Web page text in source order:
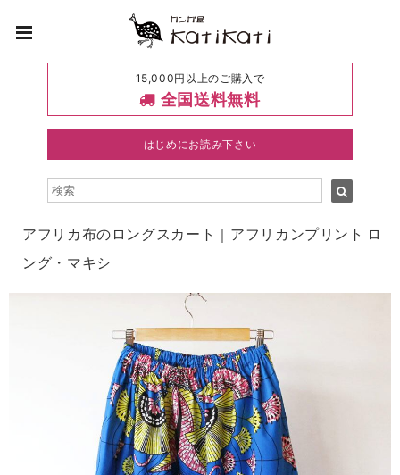
15,000円以上のご購入で
全国送料無料
はじめにお読み下さい
アフリカ布のロングスカート｜アフリカンプリント ロ
ング・マキシ